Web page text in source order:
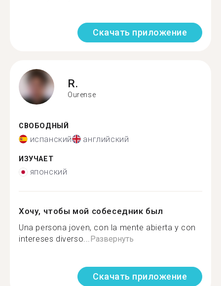
Скачать приложение
R.
Ourense
СВОБОДНЫЙ
испанский английский
ИЗУЧАЕТ
японский
Хочу, чтобы мой собеседник был
Una persona joven, con la mente abierta y con
intereses diverso...Развернуть
Скачать приложение